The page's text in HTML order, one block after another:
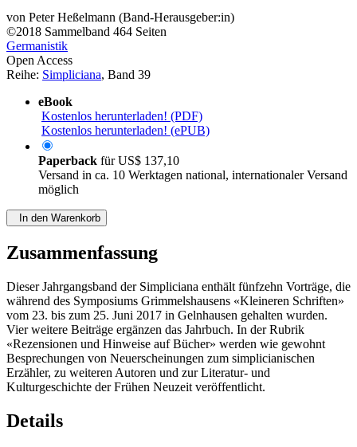
von Peter Heßelmann (Band-Herausgeber:in)
©2018 Sammelband 464 Seiten
Germanistik
Open Access
Reihe: Simpliciana, Band 39
eBook
Kostenlos herunterladen! (PDF)
Kostenlos herunterladen! (ePUB)
Paperback fürUS$ 137,10
Versand in ca. 10 Werktagen national, internationaler Versand
möglich
In den Warenkorb
Zusammenfassung
Dieser Jahrgangsband der Simpliciana enthält fünfzehn Vorträge, die
während des Symposiums Grimmelshausens «Kleineren Schriften»
vom 23. bis zum 25. Juni 2017 in Gelnhausen gehalten wurden.
Vier weitere Beiträge ergänzen das Jahrbuch. In der Rubrik
«Rezensionen und Hinweise auf Bücher» werden wie gewohnt
Besprechungen von Neuerscheinungen zum simplicianischen
Erzähler, zu weiteren Autoren und zur Literatur- und
Kulturgeschichte der Frühen Neuzeit veröffentlicht.
Details